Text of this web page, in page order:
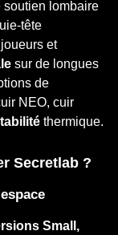
soutien lombaire
tête
et
sur de longues
de
NEO, cuir
thermique.
Secretlab ?
Small,